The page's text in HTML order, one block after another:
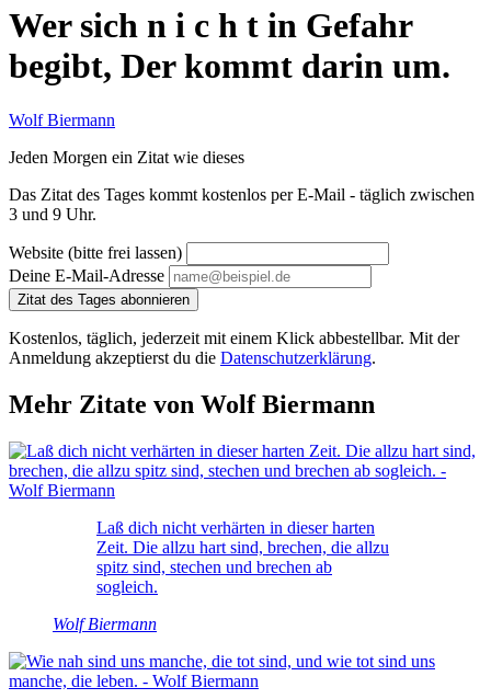
Wer sich n i c h t in Gefahr
begibt, Der kommt darin um.
Wolf Biermann
Jeden Morgen ein Zitat wie dieses
Das Zitat des Tages kommt kostenlos per E-Mail - täglich zwischen
3 und 9 Uhr.
Website (bitte frei lassen)
Deine E-Mail-Adresse
Zitat des Tages abonnieren
Kostenlos, täglich, jederzeit mit einem Klick abbestellbar. Mit der
Anmeldung akzeptierst du die Datenschutzerklärung.
Mehr Zitate von Wolf Biermann
Laß dich nicht verhärten in dieser harten
Zeit. Die allzu hart sind, brechen, die allzu
spitz sind, stechen und brechen ab
sogleich.
Wolf Biermann